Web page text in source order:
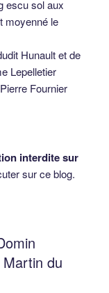
escu sol aux
moyenné le
Hunault et de
Lepelletier
Fournier
interdite sur
sur ce blog.
du